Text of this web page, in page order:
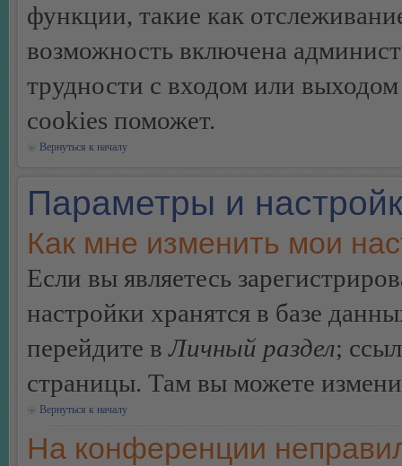
функции, такие как
возможность включена
трудности с входом или
cookies поможет.
Вернуться к началу
Параметры и
Как мне изменить мои
Если вы являетесь
настройки хранятся в базе
перейдите вЛичный раздел;
страницы. Там вы можете
Вернуться к началу
На конференции